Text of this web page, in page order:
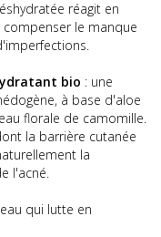
réagit en
le manque
bio : une
à base d'aloe
florale de camomille.
la barrière cutanée
la
l'acné.
qui lutte en